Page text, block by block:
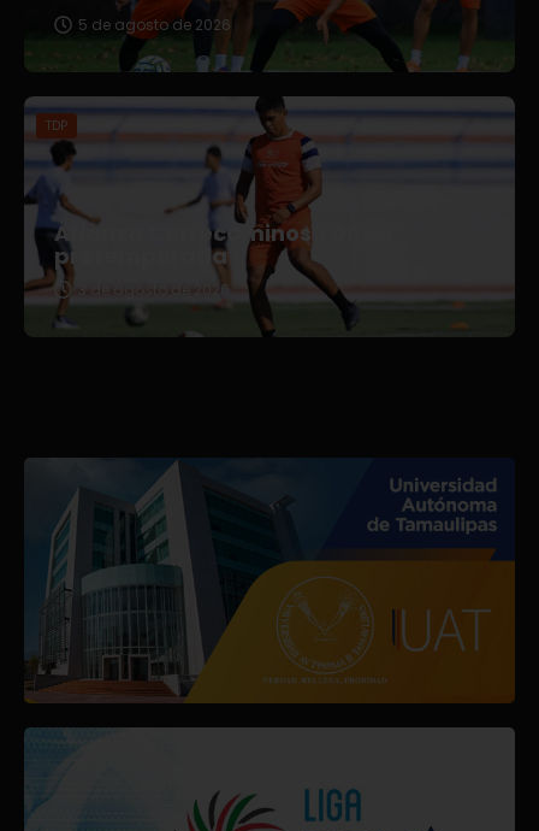
5 de agosto de 2026
TDP
Afianza Correcaminos TDP su
pretemporada
3 de agosto de 2026